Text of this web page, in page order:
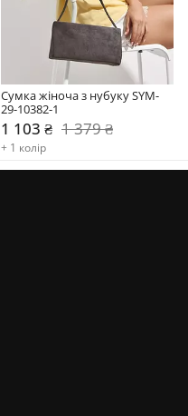
Сумка жіноча з нубуку SYM-
29-10382-1
1 103 ₴ 1 379 ₴
+ 1 колір